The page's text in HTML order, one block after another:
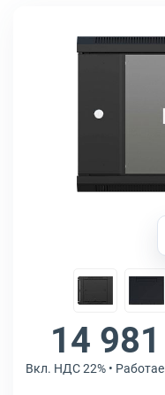
14
Вкл. НДС 22% •